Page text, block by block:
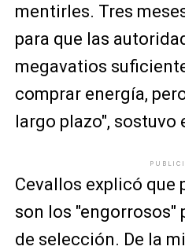
mentirles. Tres
para que las
megavatios
comprar energía,
largo plazo", sostuvo
Cevallos explicó que
son los "engorrosos"
de selección. De la